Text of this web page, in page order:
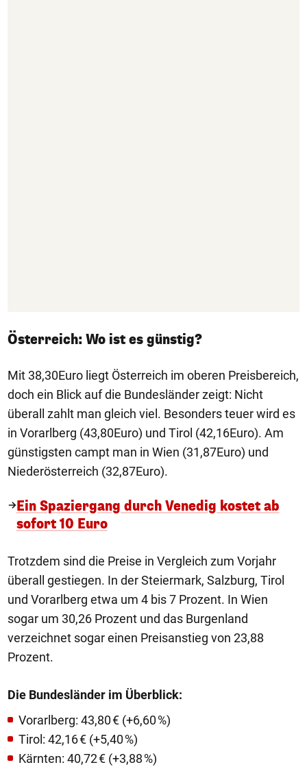
Österreich: Wo ist es günstig?
Mit 38,30Euro liegt Österreich im oberen Preisbereich,
doch ein Blick auf die Bundesländer zeigt: Nicht
überall zahlt man gleich viel. Besonders teuer wird es
in Vorarlberg (43,80Euro) und Tirol (42,16Euro). Am
günstigsten campt man in Wien (31,87Euro) und
Niederösterreich (32,87Euro).
Ein Spaziergang durch Venedig kostet ab
sofort 10 Euro
Trotzdem sind die Preise in Vergleich zum Vorjahr
überall gestiegen. In der Steiermark, Salzburg, Tirol
und Vorarlberg etwa um 4 bis 7 Prozent. In Wien
sogar um 30,26 Prozent und das Burgenland
verzeichnet sogar einen Preisanstieg von 23,88
Prozent.
Die Bundesländer im Überblick:
Vorarlberg: 43,80 € (+6,60 %)
Tirol: 42,16 € (+5,40 %)
Kärnten: 40,72 € (+3,88 %)